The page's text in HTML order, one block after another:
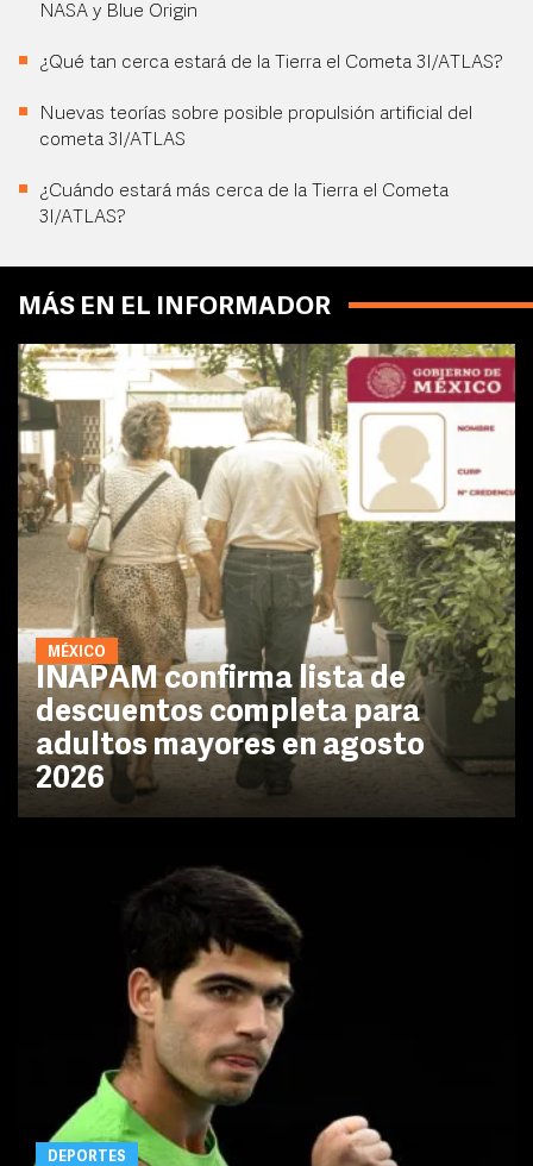
NASA y Blue Origin
¿Qué tan cerca estará de la Tierra el Cometa 3I/ATLAS?
Nuevas teorías sobre posible propulsión artificial del
cometa 3I/ATLAS
¿Cuándo estará más cerca de la Tierra el Cometa
3I/ATLAS?
MÁS EN EL INFORMADOR
MÉXICO
INAPAM confirma lista de
descuentos completa para
adultos mayores en agosto
2026
DEPORTES